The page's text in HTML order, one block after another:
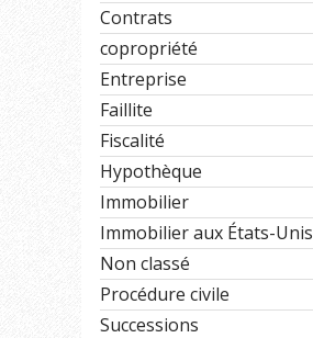
Contrats
copropriété
Entreprise
Faillite
Fiscalité
Hypothèque
Immobilier
Immobilier aux États-Unis
Non classé
Procédure civile
Successions